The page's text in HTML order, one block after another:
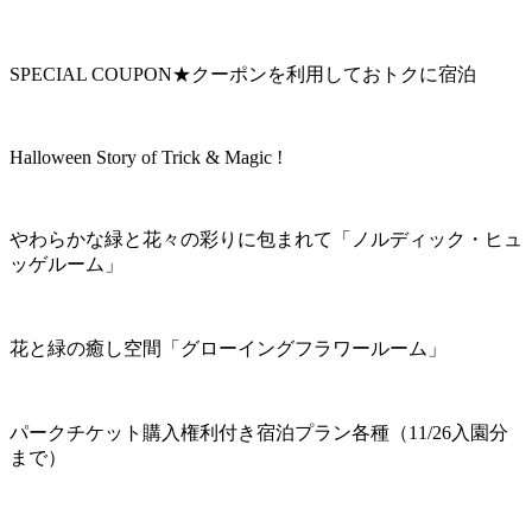
SPECIAL COUPON★クーポンを利用しておトクに宿泊
Halloween Story of Trick & Magic !
やわらかな緑と花々の彩りに包まれて「ノルディック・ヒュ
ッゲルーム」
花と緑の癒し空間「グローイングフラワールーム」
パークチケット購入権利付き宿泊プラン各種（11/26入園分
まで）